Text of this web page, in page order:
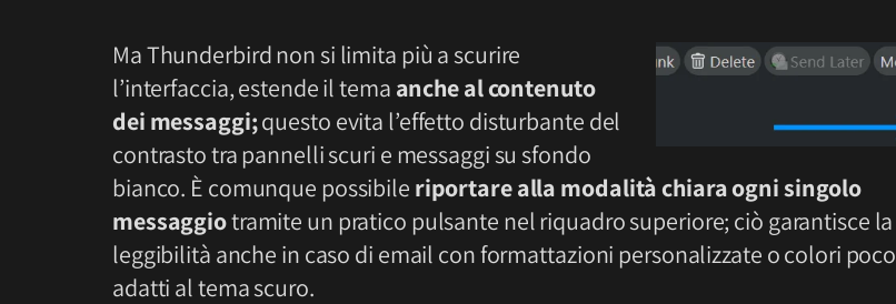
Ma Thunderbird non si limita più a scurire
l’interfaccia, estende il tema anche al contenuto
dei messaggi;questo evita l’effetto disturbante del
contrasto tra pannelli scuri e messaggi su sfondo
bianco. È comunque possibile riportare alla modalità chiara ogni singolo
messaggiotramite un pratico pulsante nel riquadro superiore; ciò garantisce la
leggibilità anche in caso di email con formattazioni personalizzate o colori poco
adatti al tema scuro.